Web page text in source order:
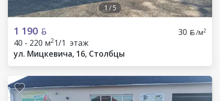
1 /5
1 190 30 /м2
40 - 220 м21/1 этаж
ул. Мицкевича, 16, Столбцы